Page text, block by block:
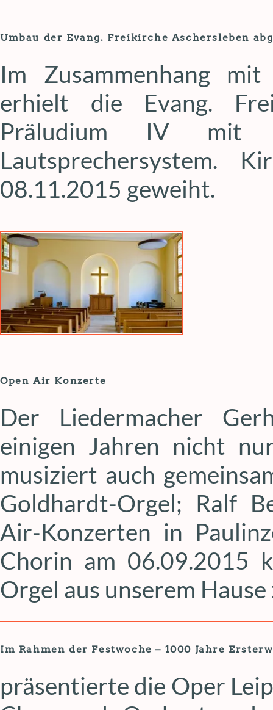
Umbau der Evang. Freikirche Aschersleben
Im Zusammenhang
erhielt die Evang.
Präludium IV mit
Lautsprechersystem.
08.11.2015 geweiht.
Open Air Konzerte
Der Liedermacher
einigen Jahren nicht
musiziert auch
Goldhardt-Orgel; Ralf
Air-Konzerten in
Chorin am 06.09.2015
Orgel aus unserem
Im Rahmen der Festwoche – 1000 Jahre
präsentierte die Oper